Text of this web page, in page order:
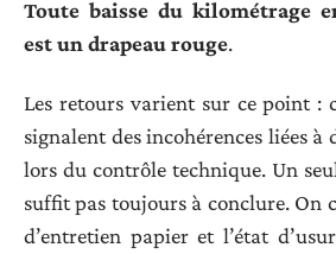
Toute baisse du kilométrage
est un drapeau rouge.
Les retours varient sur ce point :
signalent des incohérences liées à
lors du contrôle technique. Un
suffit pas toujours à conclure. On
d’entretien papier et l’état